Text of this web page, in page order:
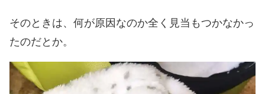
そのときは、何が原因なのか全く見当もつかなかっ
たのだとか。